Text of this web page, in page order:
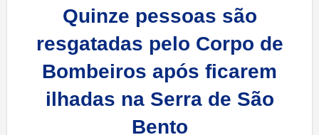
Quinze pessoas são
resgatadas pelo Corpo de
Bombeiros após ficarem
ilhadas na Serra de São
Bento